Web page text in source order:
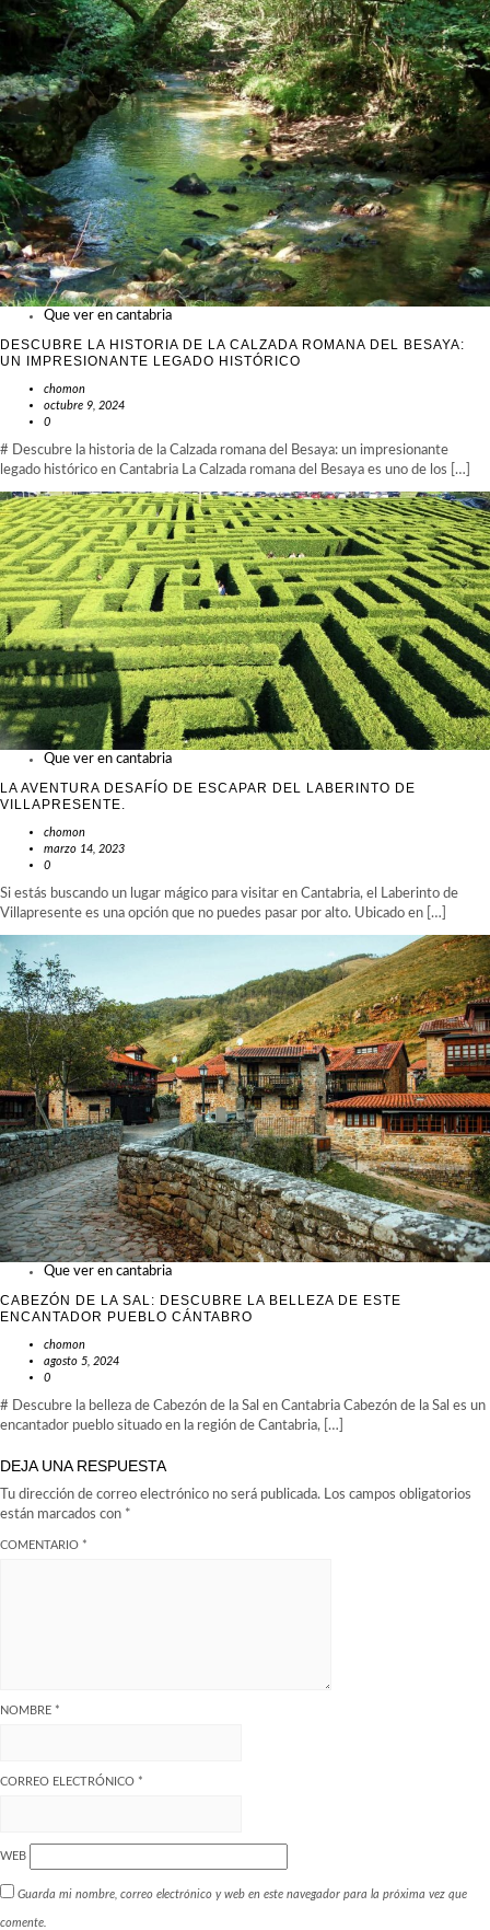
Que ver en cantabria
DESCUBRE LA HISTORIA DE LA CALZADA ROMANA DEL BESAYA:
UN IMPRESIONANTE LEGADO HISTÓRICO
chomon
octubre 9, 2024
0
# Descubre la historia de la Calzada romana del Besaya: un impresionante
legado histórico en Cantabria La Calzada romana del Besaya es uno de los […]
Que ver en cantabria
LA AVENTURA DESAFÍO DE ESCAPAR DEL LABERINTO DE
VILLAPRESENTE.
chomon
marzo 14, 2023
0
Si estás buscando un lugar mágico para visitar en Cantabria, el Laberinto de
Villapresente es una opción que no puedes pasar por alto. Ubicado en […]
Que ver en cantabria
CABEZÓN DE LA SAL: DESCUBRE LA BELLEZA DE ESTE
ENCANTADOR PUEBLO CÁNTABRO
chomon
agosto 5, 2024
0
# Descubre la belleza de Cabezón de la Sal en Cantabria Cabezón de la Sal es un
encantador pueblo situado en la región de Cantabria, […]
DEJA UNA RESPUESTA
Tu dirección de correo electrónico no será publicada. Los campos obligatorios
están marcados con *
COMENTARIO *
NOMBRE *
CORREO ELECTRÓNICO *
WEB
Guarda mi nombre, correo electrónico y web en este navegador para la próxima vez que
comente.